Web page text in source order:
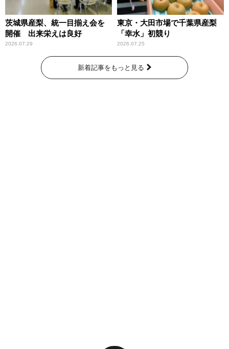
茨城県産梨、統一目揃え会を
開催 出来栄えは良好
2026.07.29
東京・大田市場で千葉県産梨
「幸水」初競り
2026.07.25
新着記事をもっと見る